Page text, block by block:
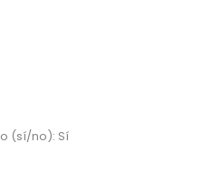
(sí/no): Sí